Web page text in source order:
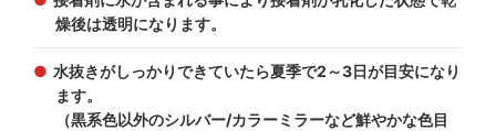
燥後は透明になります。
水抜きがしっかりできていたら夏季で2～3日が目安になり
ます。
（黒系色以外のシルバー/カラーミラーなど鮮やかな色目